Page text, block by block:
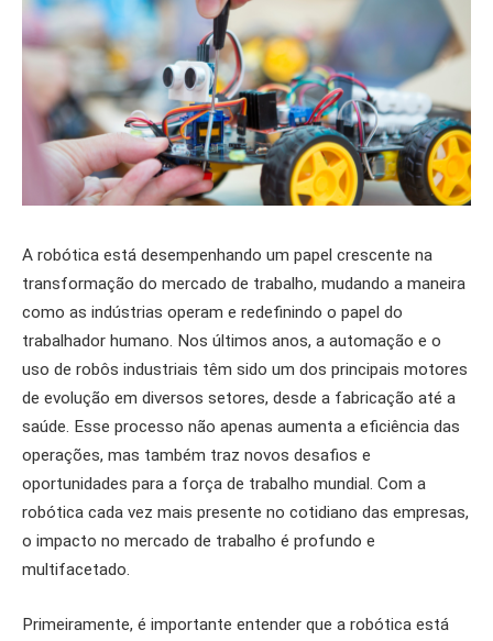
A robótica está desempenhando um papel crescente na
transformação do mercado de trabalho, mudando a maneira
como as indústrias operam e redefinindo o papel do
trabalhador humano. Nos últimos anos, a automação e o
uso de robôs industriais têm sido um dos principais motores
de evolução em diversos setores, desde a fabricação até a
saúde. Esse processo não apenas aumenta a eficiência das
operações, mas também traz novos desafios e
oportunidades para a força de trabalho mundial. Com a
robótica cada vez mais presente no cotidiano das empresas,
o impacto no mercado de trabalho é profundo e
multifacetado.
Primeiramente, é importante entender que a robótica está